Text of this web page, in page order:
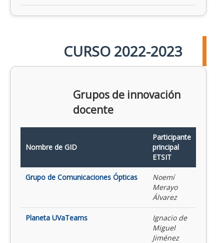
CURSO 2022-2023
Grupos de innovación
docente
Nombre de GID
Participante
principal
ETSIT
Grupo de Comunicaciones Ópticas
Noemí
Merayo
Álvarez
Planeta UVaTeams
Ignacio de
Miguel
Jiménez